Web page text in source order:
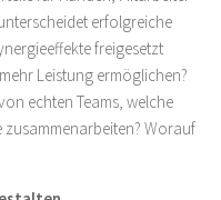
erfolgreiche
freigesetzt
Leistung ermöglichen?
echten Teams, welche
zusammenarbeiten? Worauf